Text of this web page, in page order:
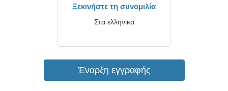
Ξεκινήστε τη συνομιλία
Στα ελληνικα
Έναρξη εγγραφής